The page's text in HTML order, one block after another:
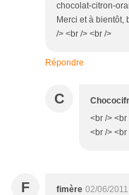
chocolat-citron-
Merci et à bientôt,
/> <br /> <br />
Répondre
C
<br />
<br /> <br
F fimère 02/06/